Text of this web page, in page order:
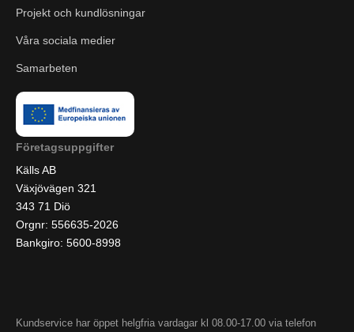
Projekt och kundlösningar
Våra sociala medier
Samarbeten
Företagsuppgifter
Källs AB
Växjövägen 321
343 71 Diö
Orgnr: 556635-2026
Bankgiro: 5600-8998
Kundservice har öppet helgfria vardagar kl 08.00-17.00 via telefon